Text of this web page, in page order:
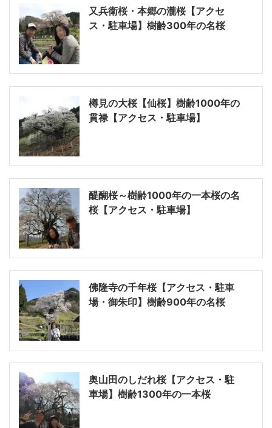
又兵衛桜・本郷の瀧桜【アクセ
ス・駐車場】樹齢300年の名桜
樽見の大桜【仙桜】樹齢1000年の
貫禄【アクセス・駐車場】
醍醐桜～樹齢1000年の一本桜の名
桜【アクセス・駐車場】
佛隆寺の千年桜【アクセス・駐車
場・御朱印】樹齢900年の名桜
奥山田のしだれ桜【アクセス・駐
車場】樹齢1300年の一本桜